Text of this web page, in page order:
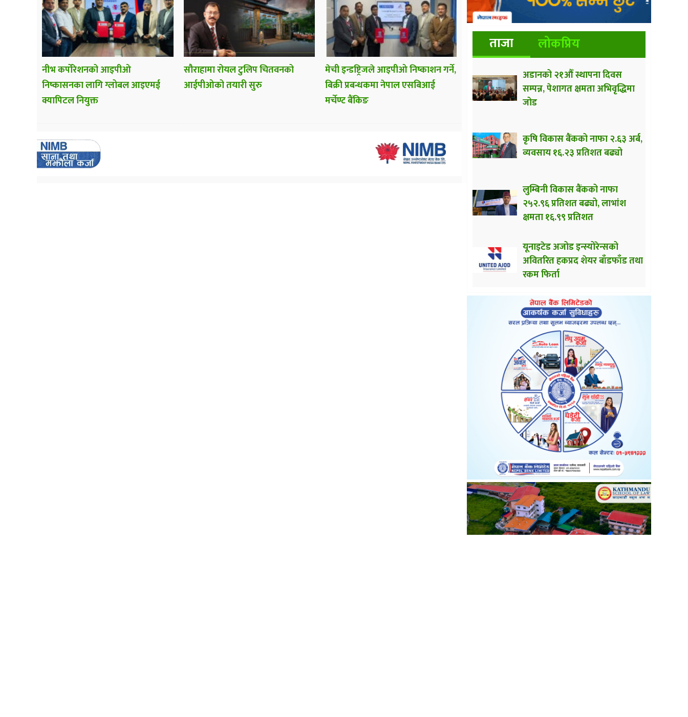
नीभ कर्पोरेशनको आइपीओ
निष्कासनका लागि ग्लोबल आइएमई
क्यापिटल नियुक्त
सौराहामा रोयल टुलिप चितवनको
आईपीओको तयारी सुरु
मेची इन्डष्ट्रिजले आइपीओ निष्काशन गर्ने,
बिक्री प्रबन्धकमा नेपाल एसबिआई
मर्चेण्ट बैंकिङ
ताजा लोकप्रिय
अडानको २१औँ स्थापना दिवस
सम्पन्न, पेशागत क्षमता अभिवृद्धिमा
जोड
कृषि विकास बैंकको नाफा २.६३ अर्ब,
व्यवसाय १६.२३ प्रतिशत बढ्यो
लुम्बिनी विकास बैंकको नाफा
२५२.९६ प्रतिशत बढ्यो, लाभांश
क्षमता १६.९९ प्रतिशत
यूनाइटेड अजोड इन्स्योरेन्सको
अवितरित हकप्रद शेयर बाँडफाँड तथा
रकम फिर्ता